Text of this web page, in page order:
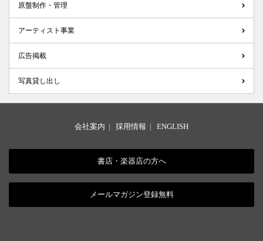
原盤制作・管理
アーティスト事業
広告掲載
写真貸し出し
会社案内 | 採用情報 | ENGLISH
書店・楽器店の方へ
メールマガジン登録無料